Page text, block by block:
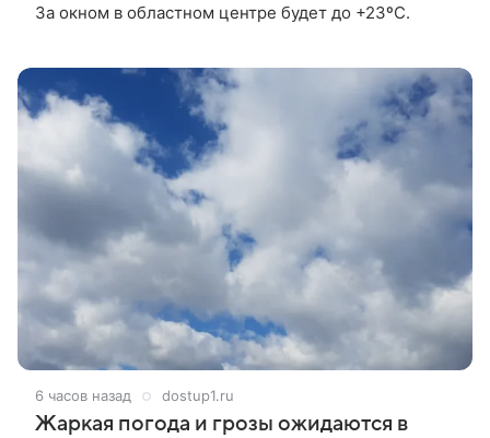
За окном в областном центре будет до +23ºС.
6 часов назад dostup1.ru
Жаркая погода и грозы ожидаются в